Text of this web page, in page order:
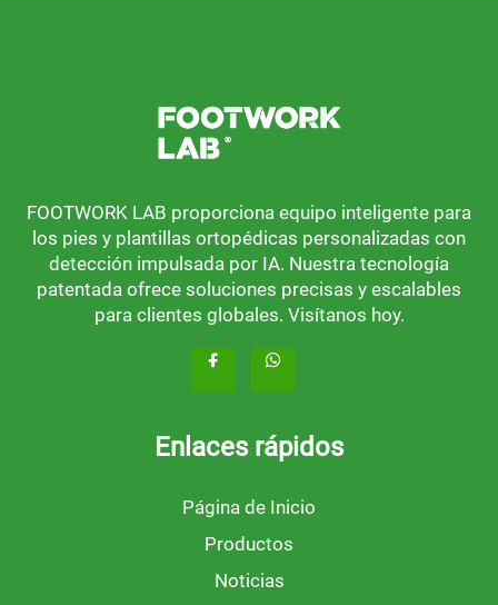
FOOTWORK LAB proporciona equipo inteligente para
los pies y plantillas ortopédicas personalizadas con
detección impulsada por IA. Nuestra tecnología
patentada ofrece soluciones precisas y escalables
para clientes globales. Visítanos hoy.
Enlaces rápidos
Página de Inicio
Productos
Noticias